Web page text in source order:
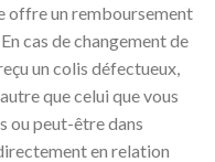
offre un remboursement
cas de changement de
un colis défectueux,
que celui que vous
ou peut-être dans
en relation